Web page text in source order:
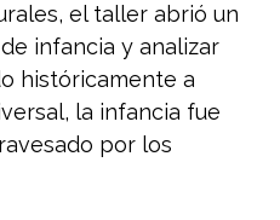
el taller abrió un
infancia y analizar
históricamente a
la infancia fue
por los